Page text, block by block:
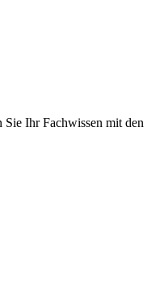
Ihr Fachwissen mit